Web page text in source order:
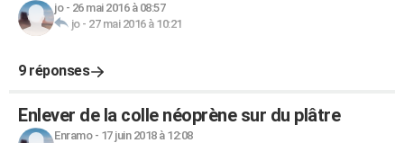
jo- 26 mai 2016 à 08:57
jo- 27 mai 2016 à 10:21
9 réponses
Enlever de la colle néoprène sur du plâtre
Enramo- 17 juin 2018 à 12:08